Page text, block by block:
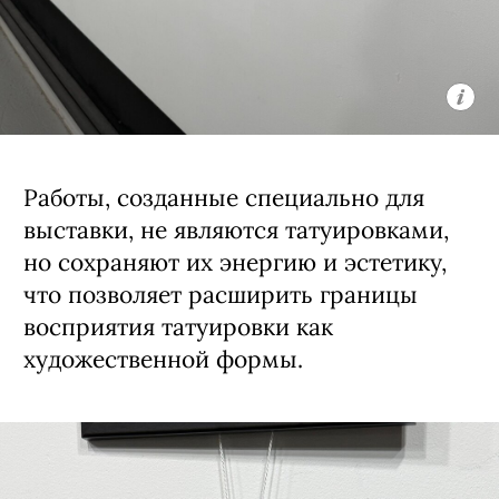
Работы, созданные специально для
выставки, не являются татуировками,
но сохраняют их энергию и эстетику,
что позволяет расширить границы
художественной формы.